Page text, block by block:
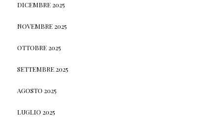
DICEMBRE 2025
NOVEMBRE 2025
OTTOBRE 2025
SETTEMBRE 2025
AGOSTO 2025
LUGLIO 2025